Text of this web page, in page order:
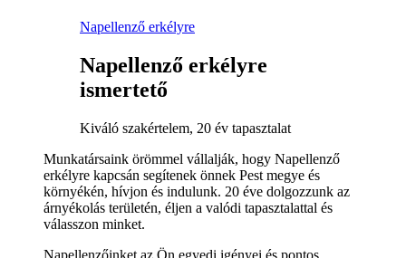
Napellenző erkélyre
Napellenző erkélyre
ismertető
Kiváló szakértelem, 20 év tapasztalat
Munkatársaink örömmel vállalják, hogy Napellenző
erkélyre kapcsán segítenek önnek Pest megye és
környékén, hívjon és indulunk. 20 éve dolgozzunk az
árnyékolás területén, éljen a valódi tapasztalattal és
válasszon minket.
Napellenzőinket az Ön egyedi igényei és pontos